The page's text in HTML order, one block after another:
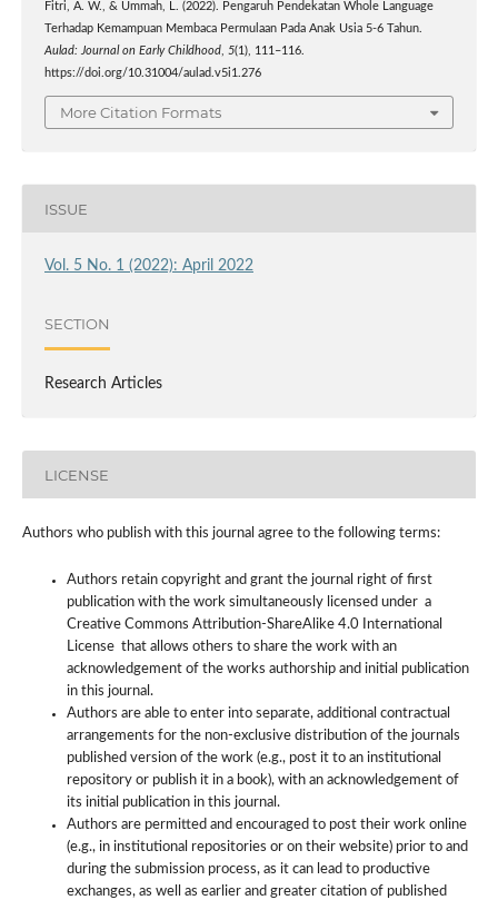
Fitri, A. W., & Ummah, L. (2022). Pengaruh Pendekatan Whole Language
Terhadap Kemampuan Membaca Permulaan Pada Anak Usia 5-6 Tahun.
Aulad: Journal on Early Childhood, 5(1), 111–116.
https://doi.org/10.31004/aulad.v5i1.276
More Citation Formats
ISSUE
Vol. 5 No. 1 (2022): April 2022
SECTION
Research Articles
LICENSE
Authors who publish with this journal agree to the following terms:
Authors retain copyright and grant the journal right of first
publication with the work simultaneously licensed under a
Creative Commons Attribution-ShareAlike 4.0 International
License that allows others to share the work with an
acknowledgement of the works authorship and initial publication
in this journal.
Authors are able to enter into separate, additional contractual
arrangements for the non-exclusive distribution of the journals
published version of the work (e.g., post it to an institutional
repository or publish it in a book), with an acknowledgement of
its initial publication in this journal.
Authors are permitted and encouraged to post their work online
(e.g., in institutional repositories or on their website) prior to and
during the submission process, as it can lead to productive
exchanges, as well as earlier and greater citation of published